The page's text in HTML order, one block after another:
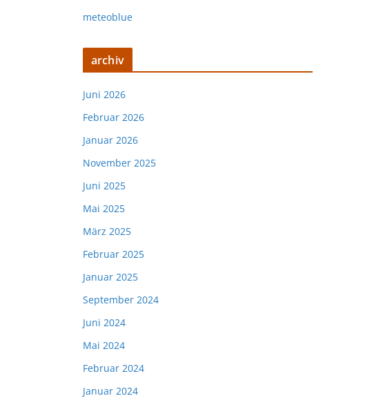
meteoblue
archiv
Juni 2026
Februar 2026
Januar 2026
November 2025
Juni 2025
Mai 2025
März 2025
Februar 2025
Januar 2025
September 2024
Juni 2024
Mai 2024
Februar 2024
Januar 2024